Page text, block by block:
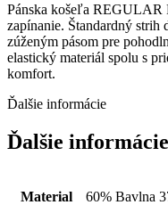
Pánska košeľa REGULAR
zapínanie. Štandardný strih
zúženým pásom pre
elastický materiál spolu s
komfort.
Ďalšie informácie
Ďalšie informácie
Material 60% Bavlna